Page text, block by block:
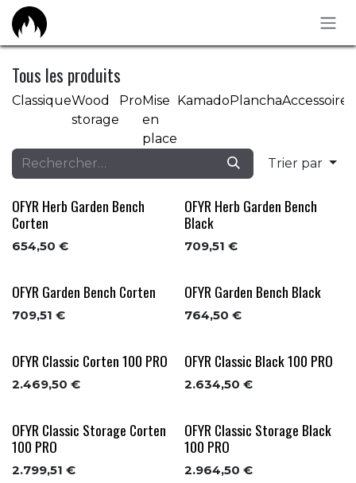
Se rendre au contenu
Tous les produits
ClassiqueWood
storage
ProMise
en
place
KamadoPlanchaAccessoires
Trier par
OFYR Herb Garden Bench
Corten
654,50 €
OFYR Herb Garden Bench
Black
709,51 €
OFYR Garden Bench Corten
709,51 €
OFYR Garden Bench Black
764,50 €
OFYR Classic Corten 100 PRO
2.469,50 €
OFYR Classic Black 100 PRO
2.634,50 €
OFYR Classic Storage Corten
100 PRO
2.799,51 €
OFYR Classic Storage Black
100 PRO
2.964,50 €